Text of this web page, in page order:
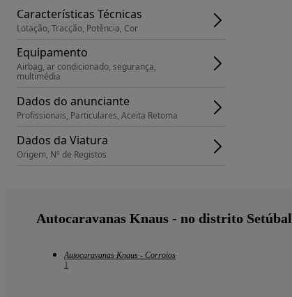
Características Técnicas
Lotação, Tracção, Potência, Cor
Equipamento
Airbag, ar condicionado, segurança,
multimédia
Dados do anunciante
Profissionais, Particulares, Aceita Retoma
Dados da Viatura
Origem, Nº de Registos
Autocaravanas Knaus - no distrito Setúbal
Autocaravanas Knaus - Corroios
1